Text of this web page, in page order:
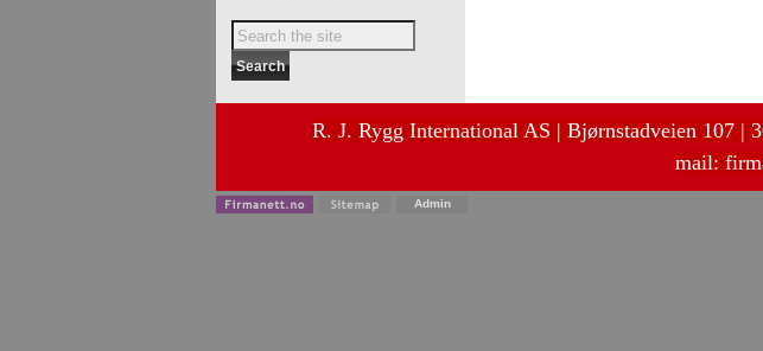
R. J. Rygg International AS | Bjørnstadveien 107 |
mail:
Admin